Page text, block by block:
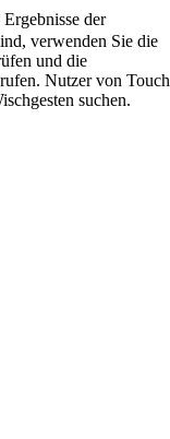
der
verwenden Sie die
und die
Nutzer von
suchen.